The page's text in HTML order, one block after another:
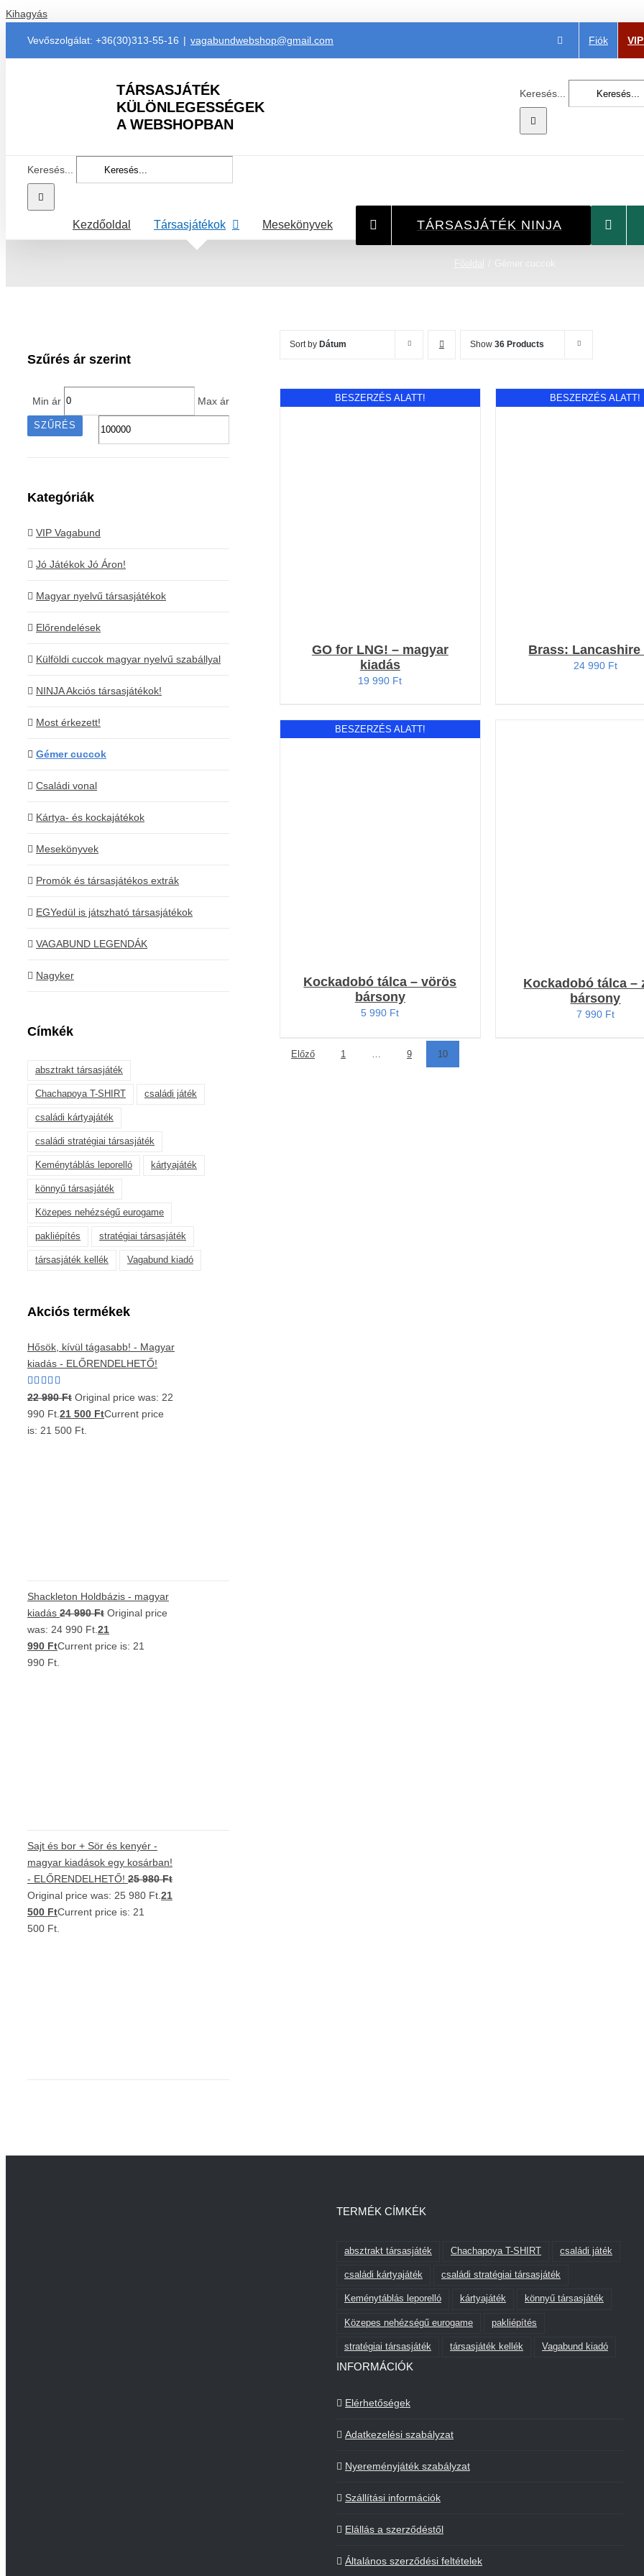
Kihagyás
Vevőszolgálat: +36(30)313-55-16 | vagabundwebshop@gmail.com Fiók
TÁRSASJÁTÉK
KÜLÖNLEGESSÉGEK
A WEBSHOPBAN
Keresés...
Keresés...
Kezdőoldal Társasjátékok Mesekönyvek TÁRSASJÁTÉK NINJA
Sort by Dátum Show 36 Products
BESZERZÉS ALATT!
GO for LNG! – magyar
kiadás
19 990 Ft
BESZERZÉS ALATT!
Brass: Lancashire
24 990 Ft
BESZERZÉS ALATT!
Kockadobó tálca – vörös
bársony
5 990 Ft
Kockadobó tálca –
bársony
7 990 Ft
Előző 1 … 9 10
Szűrés ár szerint
Min ár Max ár
SZŰRÉS
Kategóriák
VIP Vagabund
Jó Játékok Jó Áron!
Magyar nyelvű társasjátékok
Előrendelések
Külföldi cuccok magyar nyelvű szabállyal
NINJA Akciós társasjátékok!
Most érkezett!
Gémer cuccok
Családi vonal
Kártya- és kockajátékok
Mesekönyvek
Promók és társasjátékos extrák
EGYedül is játszható társasjátékok
VAGABUND LEGENDÁK
Nagyker
Címkék
absztrakt társasjáték
Chachapoya T-SHIRT családi játék
családi kártyajáték
családi stratégiai társasjáték
Keménytáblás leporelló kártyajáték
könnyű társasjáték
Közepes nehézségű eurogame
pakliépítés stratégiai társasjáték
társasjáték kellék Vagabund kiadó
Akciós termékek
Hősök, kívül tágasabb! - Magyar
kiadás - ELŐRENDELHETŐ!
Értékelés:
22 990Ft Original price was: 22
990 Ft.21 500 FtCurrent price
is: 21 500 Ft.
Shackleton Holdbázis - magyar
kiadás 24 990Ft Original price
was: 24 990 Ft.21
990 FtCurrent price is: 21
990 Ft.
Sajt és bor + Sör és kenyér -
magyar kiadások egy kosárban!
- ELŐRENDELHETŐ! 25 980Ft
Original price was: 25 980 Ft.21
500 FtCurrent price is: 21
500 Ft.
TERMÉK CÍMKÉK
absztrakt társasjáték Chachapoya T-SHIRT családi játék
családi kártyajáték családi stratégiai társasjáték
Keménytáblás leporelló kártyajáték könnyű társasjáték
Közepes nehézségű eurogame pakliépítés
stratégiai társasjáték társasjáték kellék Vagabund kiadó
INFORMÁCIÓK
Elérhetőségek
Adatkezelési szabályzat
Nyereményjáték szabályzat
Szállítási információk
Elállás a szerződéstől
Általános szerződési feltételek